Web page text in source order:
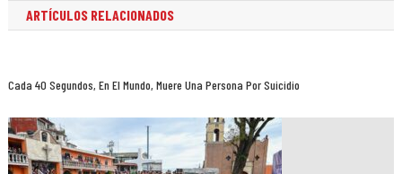
ARTÍCULOS RELACIONADOS
Cada 40 Segundos, En El Mundo, Muere Una Persona Por Suicidio